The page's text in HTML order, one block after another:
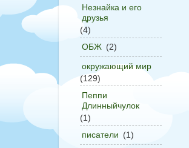
Незнайка и его
друзья
(4)
ОБЖ (2)
окружающий мир
(129)
Пеппи
Длинныйчулок
(1)
писатели (1)